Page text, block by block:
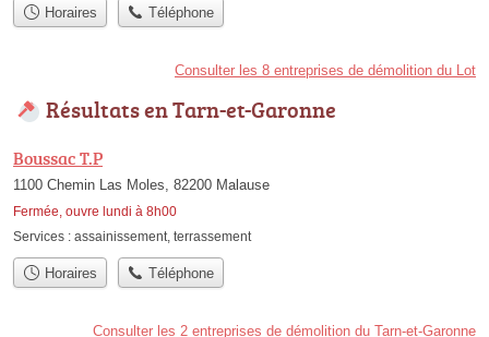
Horaires Téléphone
Consulter les 8 entreprises de démolition du Lot
Résultats en Tarn-et-Garonne
Boussac T.P
1100 Chemin Las Moles, 82200 Malause
Fermée, ouvre lundi à 8h00
Services : assainissement, terrassement
Horaires Téléphone
Consulter les 2 entreprises de démolition du Tarn-et-Garonne